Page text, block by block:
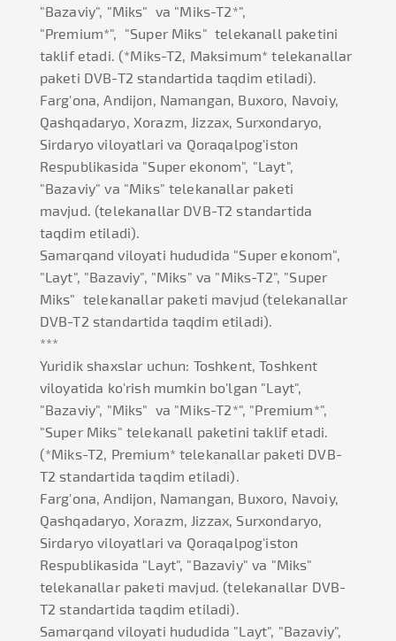
"Bazaviy", "Miks" va "Miks-T2*",
"Premium*", "Super Miks" telekanall paketini
taklif etadi. (*Miks-T2, Maksimum* telekanallar
paketi DVB-T2 standartida taqdim etiladi).
Farg'ona, Andijon, Namangan, Buxoro, Navoiy,
Qashqadaryo, Xorazm, Jizzax, Surxondaryo,
Sirdaryo viloyatlari va Qoraqalpog'iston
Respublikasida "Super ekonom", "Layt",
"Bazaviy" va "Miks" telekanallar paketi
mavjud. (telekanallar DVB-T2 standartida
taqdim etiladi).
Samarqand viloyati hududida "Super ekonom",
"Layt", "Bazaviy", "Miks" va "Miks-T2", "Super
Miks" telekanallar paketi mavjud (telekanallar
DVB-T2 standartida taqdim etiladi).
***
Yuridik shaxslar uchun: Toshkent, Toshkent
viloyatida ko'rish mumkin bo'lgan "Layt",
"Bazaviy", "Miks" va "Miks-T2*", "Premium*",
"Super Miks" telekanall paketini taklif etadi.
(*Miks-T2, Premium* telekanallar paketi DVB-
T2 standartida taqdim etiladi).
Farg'ona, Andijon, Namangan, Buxoro, Navoiy,
Qashqadaryo, Xorazm, Jizzax, Surxondaryo,
Sirdaryo viloyatlari va Qoraqalpog'iston
Respublikasida "Layt", "Bazaviy" va "Miks"
telekanallar paketi mavjud. (telekanallar DVB-
T2 standartida taqdim etiladi).
Samarqand viloyati hududida "Layt", "Bazaviy",